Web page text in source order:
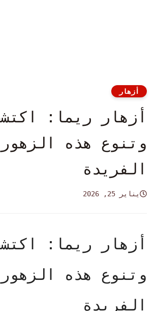
أزهار
أزهار ريما:
وتنوع هذه الزهور
الفريدة
يناير 25, 2026
أزهار ريما:
وتنوع هذه الزهور
الفريدة